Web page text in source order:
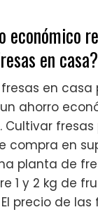
económico
en casa?
en casa
ahorro
Cultivar
compra en
planta de
1 y 2 kg de
precio de las